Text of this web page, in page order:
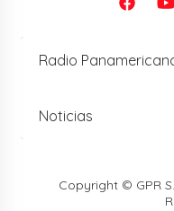
Radio
Noticias
Copyright © GPR